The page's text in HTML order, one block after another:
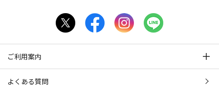
ご利用案内
よくある質問